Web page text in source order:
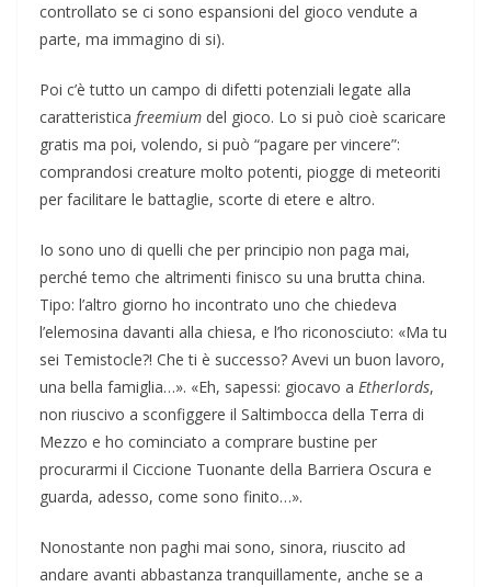
controllato se ci sono espansioni del gioco vendute a
parte, ma immagino di si).
Poi c’è tutto un campo di difetti potenziali legate alla
caratteristica freemium del gioco. Lo si può cioè scaricare
gratis ma poi, volendo, si può “pagare per vincere”:
comprandosi creature molto potenti, piogge di meteoriti
per facilitare le battaglie, scorte di etere e altro.
Io sono uno di quelli che per principio non paga mai,
perché temo che altrimenti finisco su una brutta china.
Tipo: l’altro giorno ho incontrato uno che chiedeva
l’elemosina davanti alla chiesa, e l’ho riconosciuto: «Ma tu
sei Temistocle?! Che ti è successo? Avevi un buon lavoro,
una bella famiglia…». «Eh, sapessi: giocavo a Etherlords,
non riuscivo a sconfiggere il Saltimbocca della Terra di
Mezzo e ho cominciato a comprare bustine per
procurarmi il Ciccione Tuonante della Barriera Oscura e
guarda, adesso, come sono finito…».
Nonostante non paghi mai sono, sinora, riuscito ad
andare avanti abbastanza tranquillamente, anche se a